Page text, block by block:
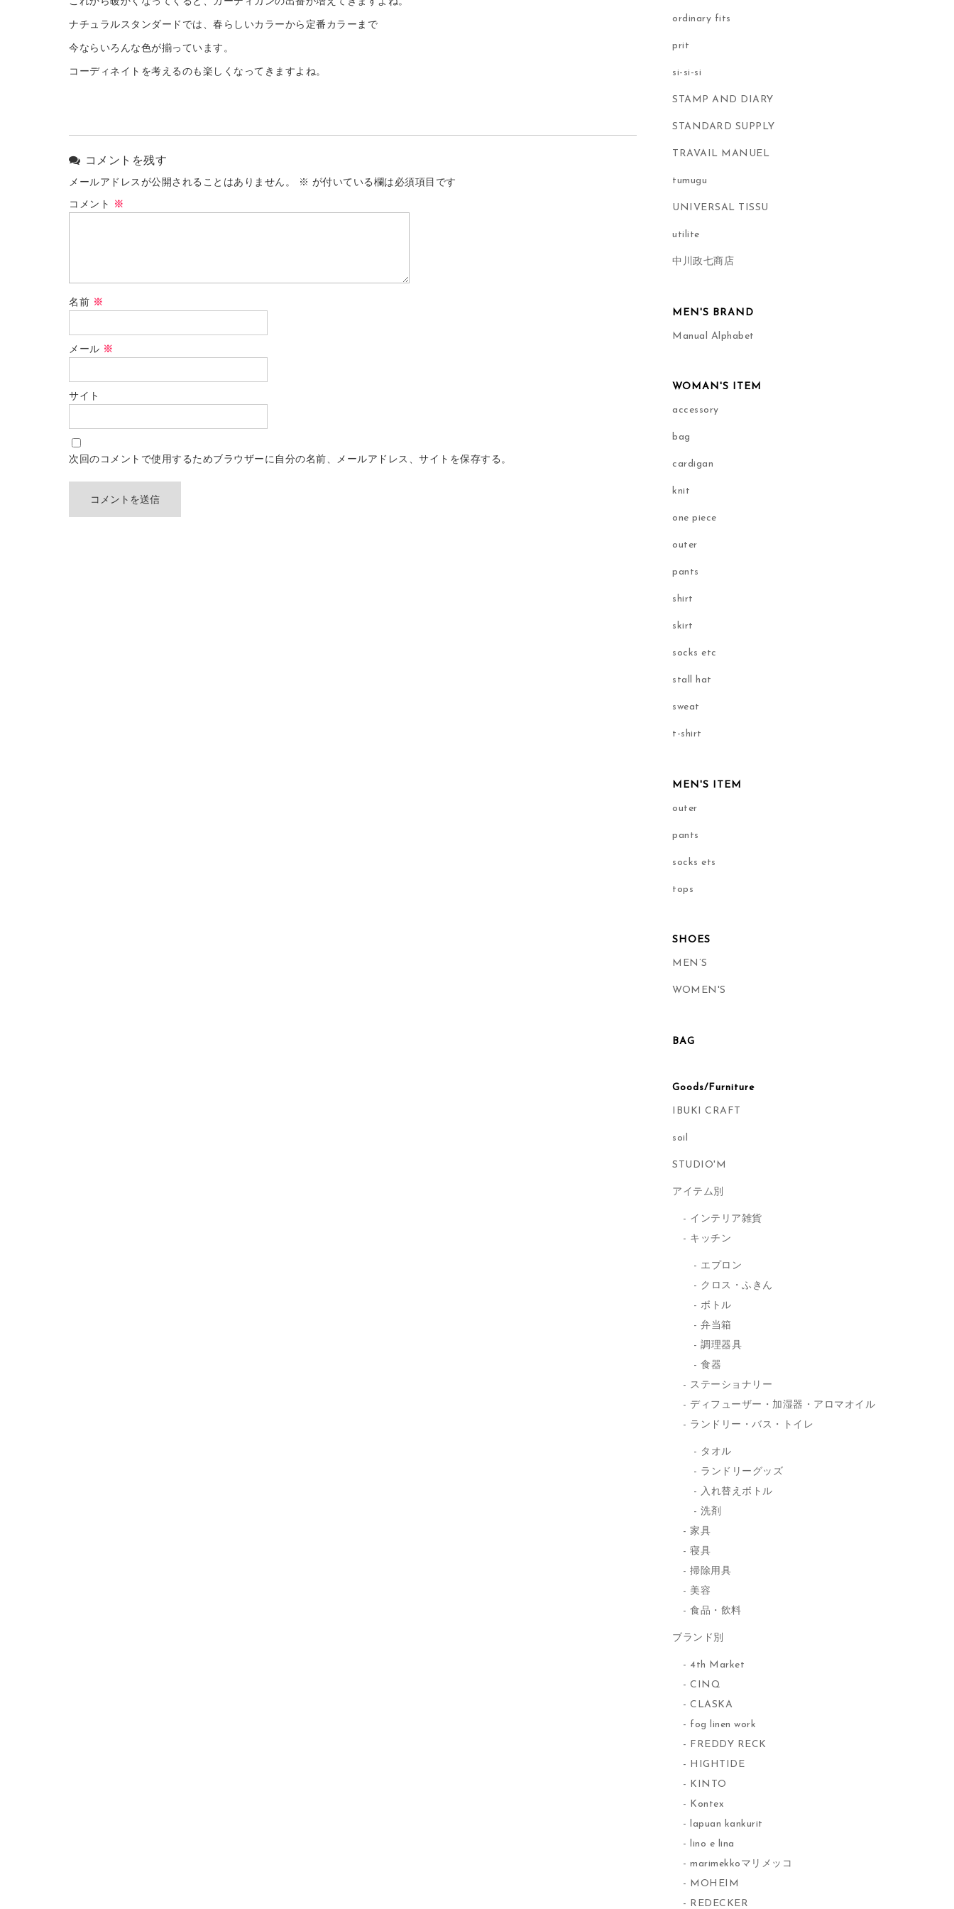
ナチュラルスタンダードでは、春らしいカラーから定番カラーまで
今ならいろんな色が揃っています。
コーディネイトを考えるのも楽しくなってきますよね。
コメントを残す
メールアドレスが公開されることはありません。 ※ が付いている欄は必須項目です
コメント ※
名前 ※
メール ※
サイト
次回のコメントで使用するためブラウザーに自分の名前、メールアドレス、サイトを保存する。
ordinary fits
prit
si-si-si
STAMP AND DIARY
STANDARD SUPPLY
TRAVAIL MANUEL
tumugu
UNIVERSAL TISSU
utilite
中川政七商店
MEN'S BRAND
Manual Alphabet
WOMAN'S ITEM
accessory
bag
cardigan
knit
one piece
outer
pants
shirt
skirt
socks etc
stall hat
sweat
t-shirt
MEN'S ITEM
outer
pants
socks ets
tops
SHOES
MEN’S
WOMEN'S
BAG
Goods/Furniture
IBUKI CRAFT
soil
STUDIO'M
アイテム別
インテリア雑貨
キッチン
エプロン
クロス・ふきん
ボトル
弁当箱
調理器具
食器
ステーショナリー
ディフューザー・加湿器・アロマオイル
ランドリー・バス・トイレ
タオル
ランドリーグッズ
入れ替えボトル
洗剤
家具
寝具
掃除用具
美容
食品・飲料
ブランド別
4th Market
CINQ
CLASKA
fog linen work
FREDDY RECK
HIGHTIDE
KINTO
Kontex
lapuan kankurit
lino e lina
marimekkoマリメッコ
MOHEIM
REDECKER